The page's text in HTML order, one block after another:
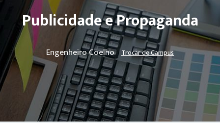
Publicidade e Propaganda
Engenheiro Coelho Trocar de Campus